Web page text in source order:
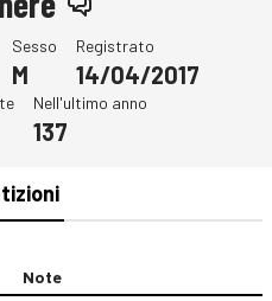
Sesso
M
Registrato
14/04/2017
Nell'ultimo anno
137
Note